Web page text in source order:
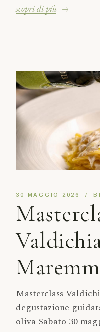
scopri di più
30 MAGGIO 2026
Masterclass
degustazione
oliva Sabato 30